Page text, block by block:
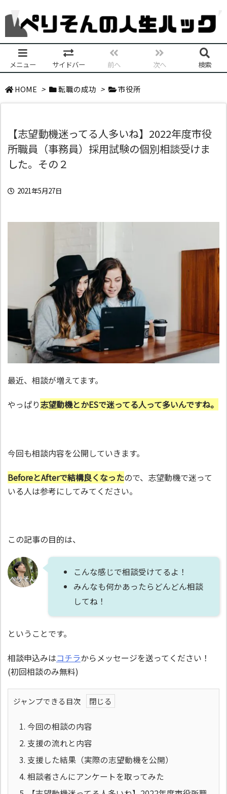
メニュー サイドバー 前へ 次へ 検索
HOME > 転職の成功 > 市役所
【志望動機迷ってる人多いね】2022年度市役
所職員（事務員）採用試験の個別相談受けま
した。その２
2021年5月27日
最近、相談が増えてます。
やっぱり志望動機とかESで迷ってる人って多いんですね。
今回も相談内容を公開していきます。
BeforeとAfterで結構良くなったので、志望動機で迷って
いる人は参考にしてみてください。
この記事の目的は、
こんな感じで相談受けてるよ！
みんなも何かあったらどんどん相談
してね！
ということです。
相談申込みはコチラからメッセージを送ってください！
(初回相談のみ無料)
ジャンプできる目次
1. 今回の相談の内容
2. 支援の流れと内容
3. 支援した結果（実際の志望動機を公開）
4. 相談者さんにアンケートを取ってみた